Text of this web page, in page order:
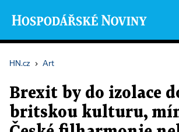
HN.cz › Art
Brexit by do izolace
britskou kulturu,